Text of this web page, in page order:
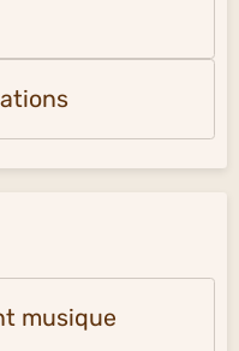
musique